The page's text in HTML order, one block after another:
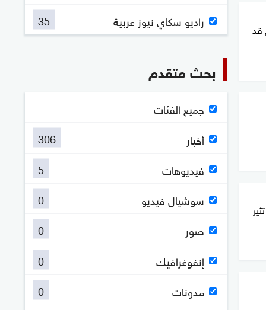
قد
راديو سكاي نيوز عربية
35
بحث متقدم
جميع الفئات
أخبار
306
فيديوهات
5
سوشيال فيديو
0
صور
0
إنفوغرافيك
0
مدونات
0